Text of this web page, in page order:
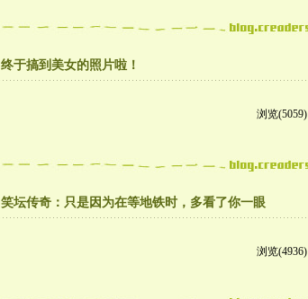
终于搞到美女的照片啦！
浏览(5059)
笑坛传奇：只是因为在等地铁时，多看了你一眼
浏览(4936)